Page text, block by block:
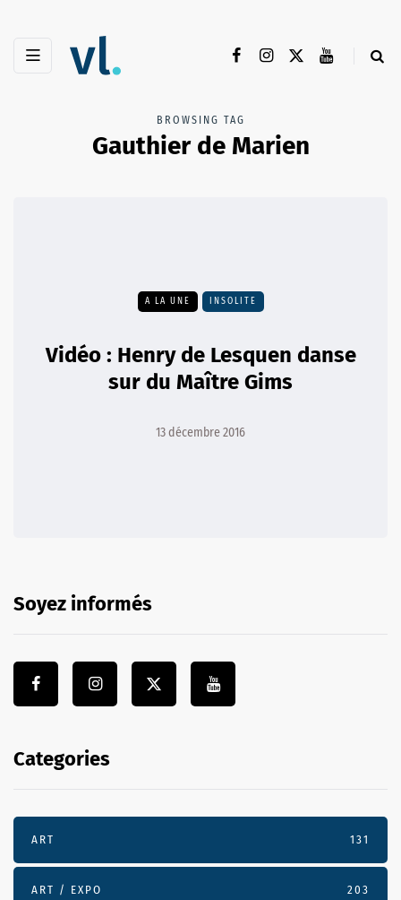
BROWSING TAG
Gauthier de Marien
A LA UNE INSOLITE
Vidéo : Henry de Lesquen danse
sur du Maître Gims
13 décembre 2016
Soyez informés
Categories
ART 131
ART / EXPO 203